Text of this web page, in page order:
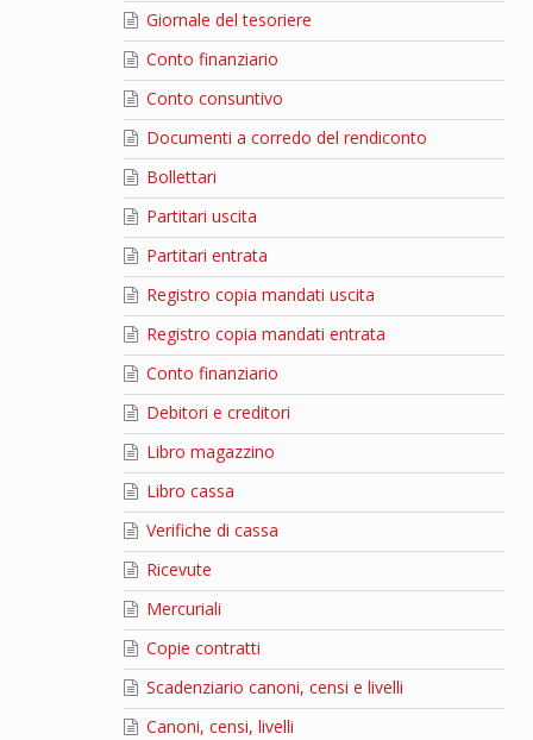
Giornale del tesoriere
Conto finanziario
Conto consuntivo
Documenti a corredo del rendiconto
Bollettari
Partitari uscita
Partitari entrata
Registro copia mandati uscita
Registro copia mandati entrata
Conto finanziario
Debitori e creditori
Libro magazzino
Libro cassa
Verifiche di cassa
Ricevute
Mercuriali
Copie contratti
Scadenziario canoni, censi e livelli
Canoni, censi, livelli